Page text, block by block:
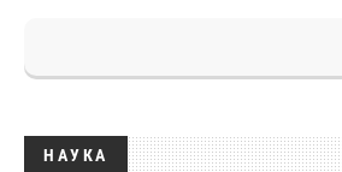
НАУКА